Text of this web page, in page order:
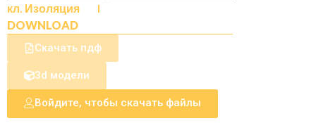
кл. Изоляция
I
DOWNLOAD
Скачать пдф
3d модели
Войдите, чтобы скачать файлы